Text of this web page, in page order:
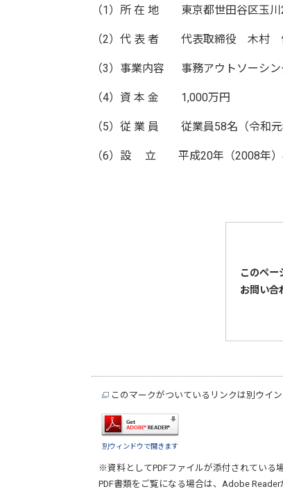
（1）所 在 地 東京都世田谷区玉
（2）代 表 者 代表取締役 木村
（3）事業内容 事務アウトソーシ
（4）資 本 金 1,000万円
（5）従 業 員 従業員58名（令和元
（6）設 立 平成20年（2008年）
このペー
お問い合
このマークがついているリンクは別ウイ
別ウィンドウで開きます
※資料としてPDFファイルが添付されている場
PDF書類をご覧になる場合は、 Adobe Reader